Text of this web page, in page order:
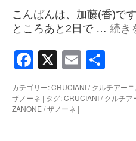
こんばんは、加藤(香)で
ところあと2日で … 続き
Facebook
X Email
カテゴリー:CRUCIANI / クルチアーニ,
ザノーネ | タグ:CRUCIANI / クルチア
ZANONE / ザノーネ |